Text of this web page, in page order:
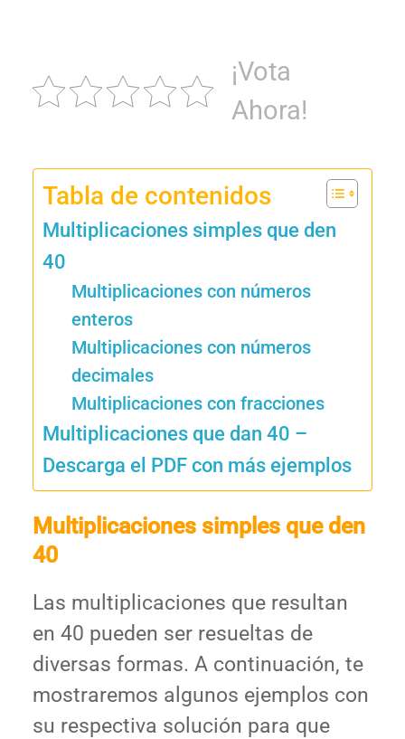
¡Vota
Ahora!
Tabla de contenidos
Multiplicaciones simples que den
40
Multiplicaciones con números
enteros
Multiplicaciones con números
decimales
Multiplicaciones con fracciones
Multiplicaciones que dan 40 –
Descarga el PDF con más ejemplos
Multiplicaciones simples que den
40
Las multiplicaciones que resultan
en 40 pueden ser resueltas de
diversas formas. A continuación, te
mostraremos algunos ejemplos con
su respectiva solución para que